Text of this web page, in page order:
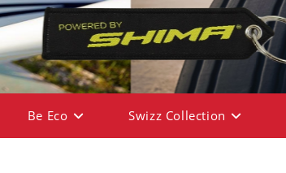
Be Eco Swizz Collection